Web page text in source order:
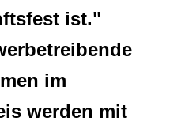
ist."
im
werden mit